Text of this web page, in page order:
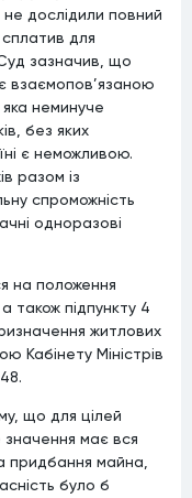
дослідили повний
для
зазначив, що
взаємопов’язаною
неминуче
без яких
є неможливою.
разом із
спроможність
одноразові
на положення
також підпункту 4
житлових
Кабінету Міністрів
що для цілей
значення має вся
придбання майна,
було б